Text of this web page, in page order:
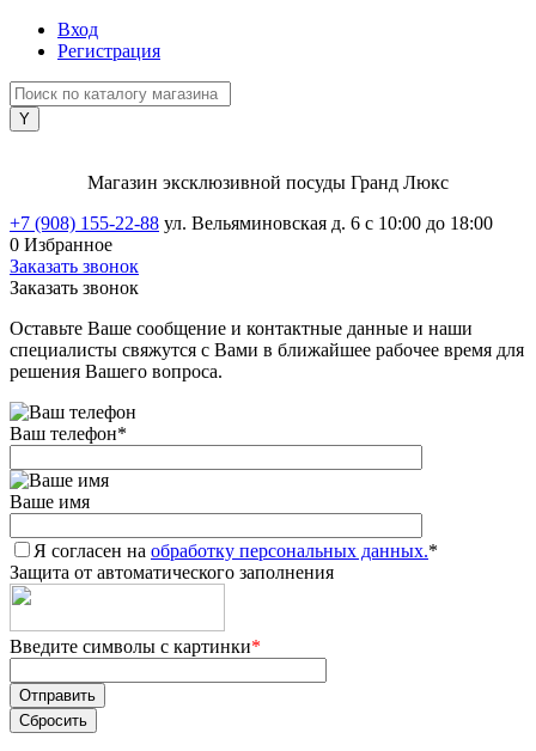
Вход
Регистрация
Магазин эксклюзивной посуды Гранд Люкс
+7 (908) 155-22-88 ул. Вельяминовская д. 6 с 10:00 до 18:00
0 Избранное
Заказать звонок
Заказать звонок
Оставьте Ваше сообщение и контактные данные и наши
специалисты свяжутся с Вами в ближайшее рабочее время для
решения Вашего вопроса.
Ваш телефон*
Ваше имя
Я согласен на обработку персональных данных.*
Защита от автоматического заполнения
Введите символы с картинки*